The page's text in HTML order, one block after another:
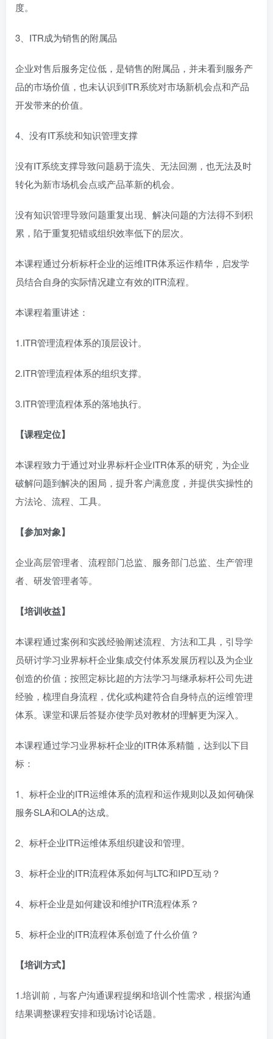
度。
3、ITR成为销售的附属品
企业对售后服务定位低，是销售的附属品，并未看到服务产
品的市场价值，也未认识到ITR系统对市场新机会点和产品
开发带来的价值。
4、没有IT系统和知识管理支撑
没有IT系统支撑导致问题易于流失、无法回溯，也无法及时
转化为新市场机会点或产品革新的机会。
没有知识管理导致问题重复出现、解决问题的方法得不到积
累，陷于重复犯错或组织效率低下的层次。
本课程通过分析标杆企业的运维ITR体系运作精华，启发学
员结合自身的实际情况建立有效的ITR流程。
本课程着重讲述：
1.ITR管理流程体系的顶层设计。
2.ITR管理流程体系的组织支撑。
3.ITR管理流程体系的落地执行。
【课程定位】
本课程致力于通过对业界标杆企业ITR体系的研究，为企业
破解问题到解决的困局，提升客户满意度，并提供实操性的
方法论、流程、工具。
【参加对象】
企业高层管理者、流程部门总监、服务部门总监、生产管理
者、研发管理者等。
【培训收益】
本课程通过案例和实践经验阐述流程、方法和工具，引导学
员研讨学习业界标杆企业集成交付体系发展历程以及为企业
创造的价值；按照定标比超的方法学习与继承标杆公司先进
经验，梳理自身流程，优化或构建符合自身特点的运维管理
体系。课堂和课后答疑亦使学员对教材的理解更为深入。
本课程通过学习业界标杆企业的ITR体系精髓，达到以下目
标：
1、标杆企业的ITR运维体系的流程和运作规则以及如何确保
服务SLA和OLA的达成。
2、标杆企业ITR运维体系组织建设和管理。
3、标杆企业的ITR流程体系如何与LTC和IPD互动？
4、标杆企业是如何建设和维护ITR流程体系？
5、标杆企业的ITR流程体系创造了什么价值？
【培训方式】
1.培训前，与客户沟通课程提纲和培训个性需求，根据沟通
结果调整课程安排和现场讨论话题。